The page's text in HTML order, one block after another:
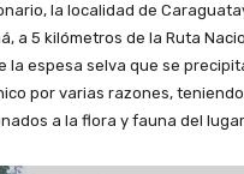
la localidad de
a 5 kilómetros de la Ruta
la espesa selva que se
por varias razones,
a la flora y fauna del